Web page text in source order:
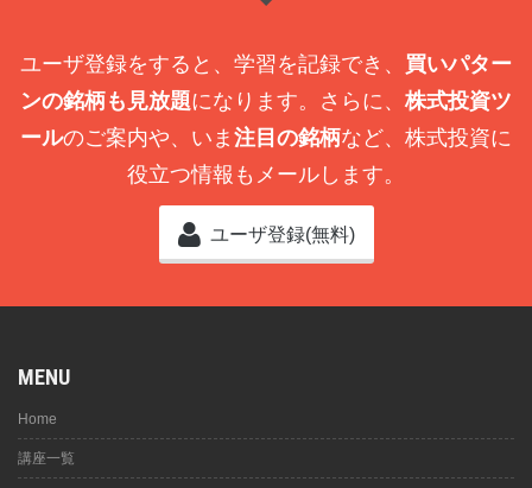
ユーザ登録をすると、学習を記録でき、 買いパター
ンの銘柄も見放題になります。さらに、 株式投資ツ
ールのご案内や、いま 注目の銘柄など、株式投資に
役立つ情報もメールします。
ユーザ登録(無料)
MENU
Home
講座一覧